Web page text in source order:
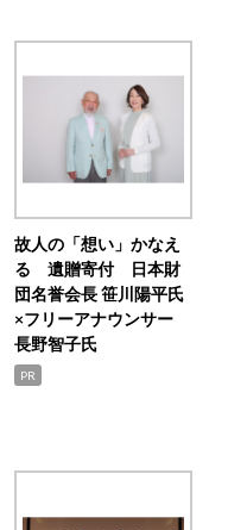
故人の「想い」かなえ
る 遺贈寄付 日本財
団名誉会長 笹川陽平氏
×フリーアナウンサー
長野智子氏
PR